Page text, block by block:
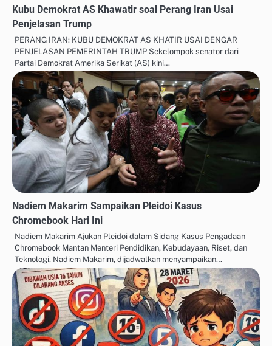
Kubu Demokrat AS Khawatir soal Perang Iran Usai
Penjelasan Trump
PERANG IRAN: KUBU DEMOKRAT AS KHATIR USAI DENGAR
PENJELASAN PEMERINTAH TRUMP Sekelompok senator dari
Partai Demokrat Amerika Serikat (AS) kini…
Nadiem Makarim Sampaikan Pleidoi Kasus
Chromebook Hari Ini
Nadiem Makarim Ajukan Pleidoi dalam Sidang Kasus Pengadaan
Chromebook Mantan Menteri Pendidikan, Kebudayaan, Riset, dan
Teknologi, Nadiem Makarim, dijadwalkan menyampaikan…